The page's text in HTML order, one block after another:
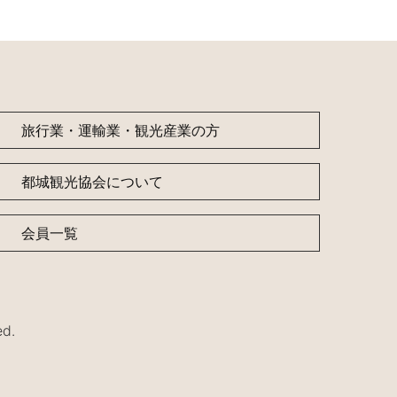
旅行業・運輸業・観光産業の方
都城観光協会について
会員一覧